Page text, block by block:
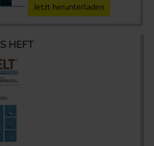
Jetzt herunterladen
HEFT